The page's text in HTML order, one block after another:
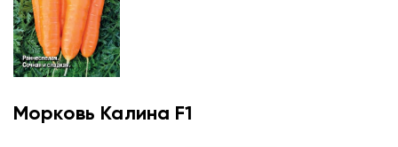
Морковь Калина F1